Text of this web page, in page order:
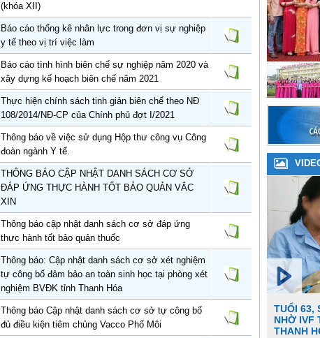
(khóa XII)
Báo cáo thống kê nhân lực trong đơn vị sự nghiệp
y tế theo vị trí việc làm
Báo cáo tình hình biên chế sự nghiệp năm 2020 và
xây dựng kế hoạch biên chế năm 2021
Thực hiện chính sách tinh giản biên chế theo NĐ
108/2014/NĐ-CP của Chính phủ đợt I/2021
Thông báo về việc sử dụng Hộp thư công vụ Công
đoàn ngành Y tế.
THÔNG BÁO CẬP NHẬT DANH SÁCH CƠ SỞ
ĐÁP ỨNG THỰC HÀNH TỐT BẢO QUẢN VẮC
XIN
Thông báo cập nhật danh sách cơ sở đáp ứng
thực hành tốt bảo quản thuốc
Thông báo: Cập nhật danh sách cơ sở xét nghiệm
tự công bố đảm bảo an toàn sinh học tại phòng xét
nghiệm BVĐK tỉnh Thanh Hóa
Thông báo Cập nhật danh sách cơ sở tự công bố
đủ điều kiện tiêm chủng Vacco Phố Môi
TUỔI 63,
NHỜ IVF
THANH